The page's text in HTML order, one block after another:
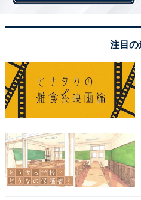
ンビューと幻想的なイル
注目の